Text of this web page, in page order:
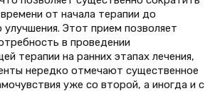
от начала терапии до
улучшения. Этот прием позволяет
в проведении
терапии на ранних этапах лечения,
нередко отмечают существенное
уже со второй, а иногда и с